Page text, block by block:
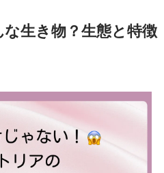
生き物？生態と特徴